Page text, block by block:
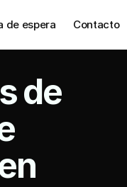
de espera Contacto
de